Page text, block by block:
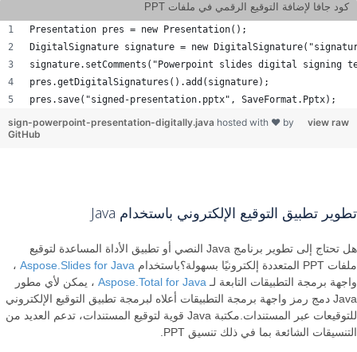
كود جافا لإضافة التوقيع الرقمي في ملفات PPT
Presentation pres = new Presentation();
DigitalSignature signature = new
signature.setComments("Powerpoint slides digital signing
pres.getDigitalSignatures().add(signature);
pres.save("signed-presentation.pptx", SaveFormat.Pptx);
view raw
sign-powerpoint-presentation-digitally.java hosted with ❤ by
GitHub
تطوير تطبيق التوقيع الإلكتروني باستخدام Java
هل تحتاج إلى تطوير برنامج Java النصي أو تطبيق الأداة المساعدة لتوقيع
ملفات PPT المتعددة إلكترونيًا بسهولة؟باستخدام
Aspose.Slides for Java ،
واجهة برمجة التطبيقات التابعة لـ Aspose.Total for Java ، يمكن لأي مطور
Java دمج رمز واجهة برمجة التطبيقات أعلاه لبرمجة تطبيق التوقيع الإلكتروني
للتوقيعات عبر المستندات.مكتبة Java قوية لتوقيع المستندات، تدعم العديد من
التنسيقات الشائعة بما في ذلك تنسيق PPT.